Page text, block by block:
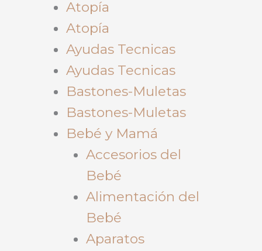
Atopía
Atopía
Ayudas Tecnicas
Ayudas Tecnicas
Bastones-Muletas
Bastones-Muletas
Bebé y Mamá
Accesorios del
Bebé
Alimentación del
Bebé
Aparatos